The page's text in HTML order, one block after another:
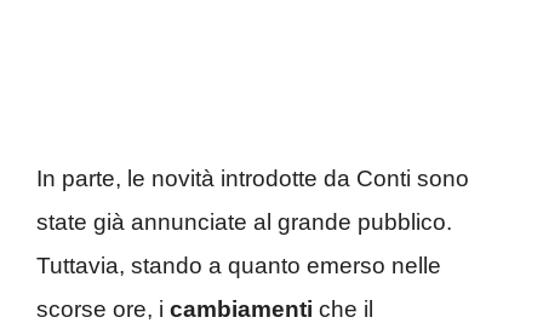
In parte, le novità introdotte da Conti sono
state già annunciate al grande pubblico.
Tuttavia, stando a quanto emerso nelle
scorse ore, i cambiamenti che il